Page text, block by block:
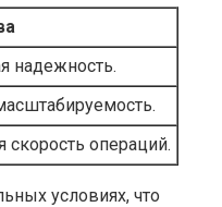
надежность.
операций.
условиях, что